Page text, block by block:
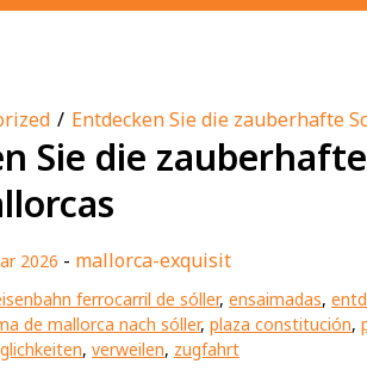
Entdecken Sie die zauberhafte
Sie die
2026 - mallorca-exquisit
ferrocarril de sóller, ensaimadas,
de mallorca nach sóller, plaza constitución,
, verweilen, zugfahrt